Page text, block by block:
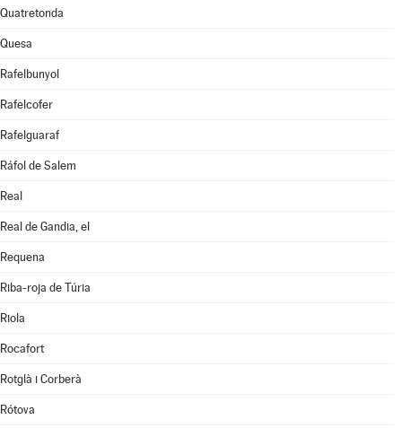
Quatretonda
Quesa
Rafelbunyol
Rafelcofer
Rafelguaraf
Ráfol de Salem
Real
Real de Gandia, el
Requena
Riba-roja de Túria
Riola
Rocafort
Rotglà i Corberà
Rótova